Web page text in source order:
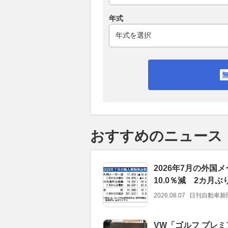
年式
おすすめのニュース
2026年7月の外国
10.0％減 2カ月ぶ
2026.08.07 日刊自動車新
VW「ゴルフ プレ